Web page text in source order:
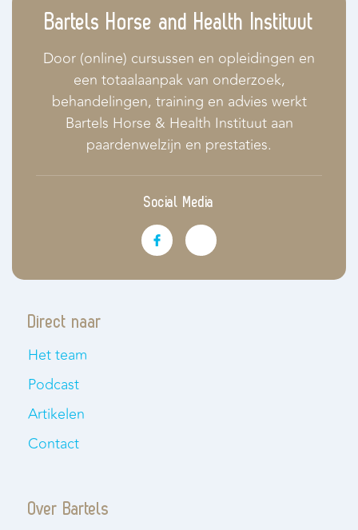
Bartels Horse and Health Instituut
Door (online) cursussen en opleidingen en
een totaalaanpak van onderzoek,
behandelingen, training en advies werkt
Bartels Horse & Health Instituut aan
paardenwelzijn en prestaties.
Social Media
Direct naar
Het team
Podcast
Artikelen
Contact
Over Bartels